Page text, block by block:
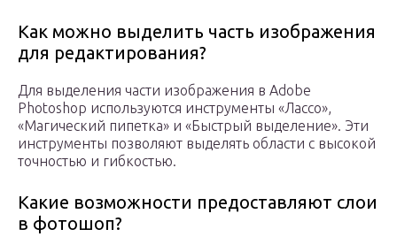
Как можно выделить часть изображения
для редактирования?
Для выделения части изображения в Adobe
Photoshop используются инструменты «Лассо»,
«Магический пипетка» и «Быстрый выделение». Эти
инструменты позволяют выделять области с высокой
точностью и гибкостью.
Какие возможности предоставляют слои
в фотошоп?